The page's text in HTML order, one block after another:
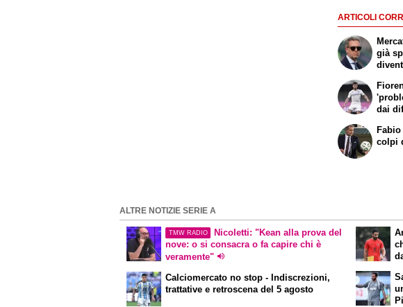
ARTICOLI
già
dai
colpi
ALTRE NOTIZIE SERIE A
TMW RADIO
Nicoletti: "Kean alla prova del
nove: o si consacra o fa capire chi è
veramente"
Calciomercato no stop - Indiscrezioni,
trattative e retroscena del 5 agosto